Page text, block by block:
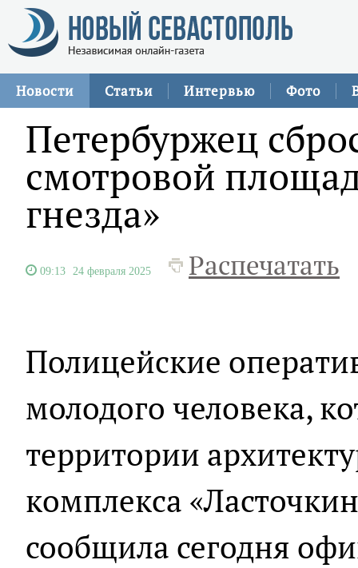
Новости Статьи Интервью Фото
Петербуржец
смотровой
гнезда»
09:13 24 февраля 2025 Распечатать
Полицейские
молодого человека,
территории
комплекса
сообщила сегодня